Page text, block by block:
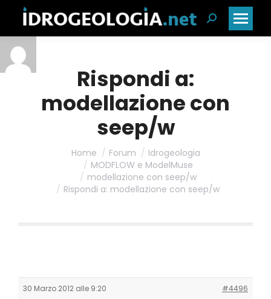
Cerca:
Rispondi a:
modellazione con
seep/w
Home Forum
Idrogeologia
MODFLOW e ModelMuse
modellazione con seep/w
Rispondi a: modellazione con seep/w
30 Marzo 2012 alle 9:20 #4496